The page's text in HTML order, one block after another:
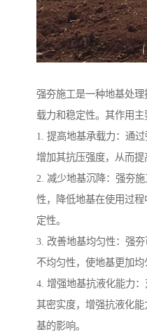
强夯施工是一种地基处
载力和稳定性。其作用主
1. 提高地基承载力：通
增加其抗压强度，从而提
2. 减少地基沉降：强夯
性，降低地基在使用过
定性。
3. 改善地基均匀性：强
不均匀性，使地基更加均
4. 增强地基抗液化能力
其密实度，增强抗液化
基的影响。